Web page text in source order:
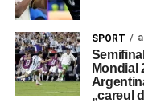
SPORT
Mondial
„careul